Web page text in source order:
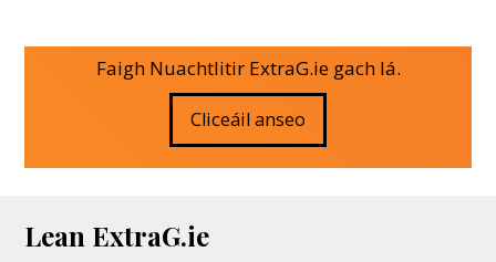
Faigh Nuachtlitir ExtraG.ie gach lá.
Cliceáil anseo
Lean ExtraG.ie